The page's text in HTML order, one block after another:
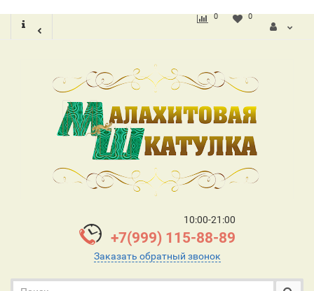
0 0
10:00-21:00
+7(999) 115-88-89
Заказать обратный звонок